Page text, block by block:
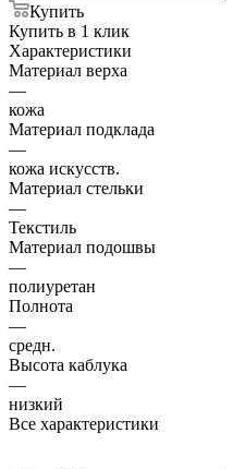
Купить
Купить в 1 клик
Характеристики
Материал верха
—
кожа
Материал подклада
—
кожа искусств.
Материал стельки
—
Текстиль
Материал подошвы
—
полиуретан
Полнота
—
средн.
Высота каблука
—
низкий
Все характеристики